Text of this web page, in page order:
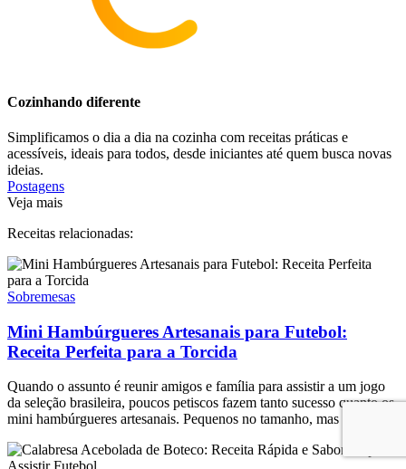
Cozinhando diferente
Simplificamos o dia a dia na cozinha com receitas práticas e
acessíveis, ideais para todos, desde iniciantes até quem busca novas
ideias.
Postagens
Veja mais
Receitas relacionadas:
Sobremesas
Mini Hambúrgueres Artesanais para Futebol:
Receita Perfeita para a Torcida
Quando o assunto é reunir amigos e família para assistir a um jogo
da seleção brasileira, poucos petiscos fazem tanto sucesso quanto os
mini hambúrgueres artesanais. Pequenos no tamanho, mas